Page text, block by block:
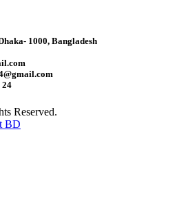
৬
সীমিতের বিলে স্বাক্ষর করলেন
করার অপচেষ্টা চলছে:
1000, Bangladesh
24
Reserved.
BD